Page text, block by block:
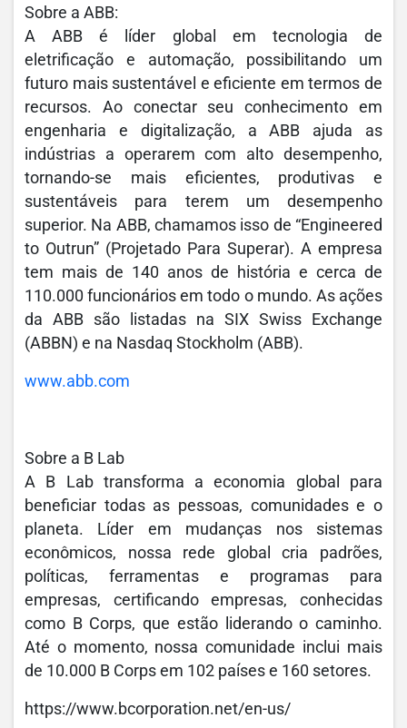
Sobre a ABB:
A ABB é líder global em tecnologia de
eletrificação e automação, possibilitando um
futuro mais sustentável e eficiente em termos de
recursos. Ao conectar seu conhecimento em
engenharia e digitalização, a ABB ajuda as
indústrias a operarem com alto desempenho,
tornando-se mais eficientes, produtivas e
sustentáveis para terem um desempenho
superior. Na ABB, chamamos isso de “Engineered
to Outrun” (Projetado Para Superar). A empresa
tem mais de 140 anos de história e cerca de
110.000 funcionários em todo o mundo. As ações
da ABB são listadas na SIX Swiss Exchange
(ABBN) e na Nasdaq Stockholm (ABB).
www.abb.com
Sobre a B Lab
A B Lab transforma a economia global para
beneficiar todas as pessoas, comunidades e o
planeta. Líder em mudanças nos sistemas
econômicos, nossa rede global cria padrões,
políticas, ferramentas e programas para
empresas, certificando empresas, conhecidas
como B Corps, que estão liderando o caminho.
Até o momento, nossa comunidade inclui mais
de 10.000 B Corps em 102 países e 160 setores.
https://www.bcorporation.net/en-us/